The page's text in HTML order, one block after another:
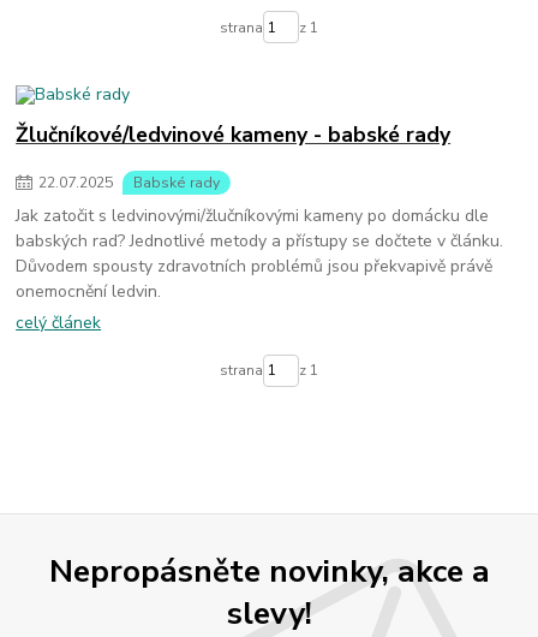
strana z 1
Žlučníkové/ledvinové kameny - babské rady
22.07.2025 Babské rady
Jak zatočit s ledvinovými/žlučníkovými kameny po domácku dle
babských rad? Jednotlivé metody a přístupy se dočtete v článku.
Důvodem spousty zdravotních problémů jsou překvapivě právě
onemocnění ledvin.
celý článek
strana z 1
Nepropásněte novinky, akce a
slevy!